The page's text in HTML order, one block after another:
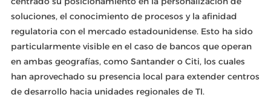
soluciones, el conocimiento de procesos y la afinidad
regulatoria con el mercado estadounidense. Esto ha sido
particularmente visible en el caso de bancos que operan
en ambas geografías, como Santander o Citi, los cuales
han aprovechado su presencia local para extender centros
de desarrollo hacia unidades regionales de TI.